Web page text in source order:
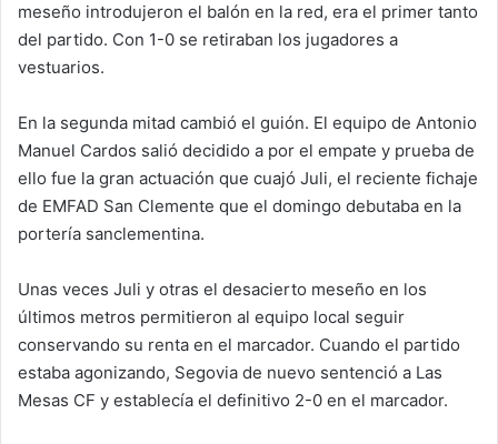
meseño introdujeron el balón en la red, era el primer tanto
del partido. Con 1-0 se retiraban los jugadores a
vestuarios.
En la segunda mitad cambió el guión. El equipo de Antonio
Manuel Cardos salió decidido a por el empate y prueba de
ello fue la gran actuación que cuajó Juli, el reciente fichaje
de EMFAD San Clemente que el domingo debutaba en la
portería sanclementina.
Unas veces Juli y otras el desacierto meseño en los
últimos metros permitieron al equipo local seguir
conservando su renta en el marcador. Cuando el partido
estaba agonizando, Segovia de nuevo sentenció a Las
Mesas CF y establecía el definitivo 2-0 en el marcador.